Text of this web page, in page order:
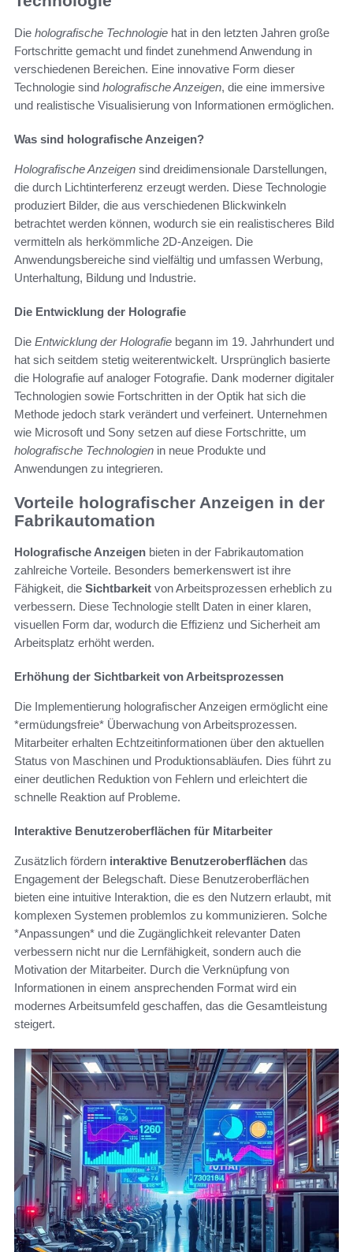
Die holografische Technologie hat in den letzten Jahren große
Fortschritte gemacht und findet zunehmend Anwendung in
verschiedenen Bereichen. Eine innovative Form dieser
Technologie sind holografische Anzeigen, die eine immersive
und realistische Visualisierung von Informationen ermöglichen.
Was sind holografische Anzeigen?
Holografische Anzeigen sind dreidimensionale Darstellungen,
die durch Lichtinterferenz erzeugt werden. Diese Technologie
produziert Bilder, die aus verschiedenen Blickwinkeln
betrachtet werden können, wodurch sie ein realistischeres Bild
vermitteln als herkömmliche 2D-Anzeigen. Die
Anwendungsbereiche sind vielfältig und umfassen Werbung,
Unterhaltung, Bildung und Industrie.
Die Entwicklung der Holografie
Die Entwicklung der Holografie begann im 19. Jahrhundert und
hat sich seitdem stetig weiterentwickelt. Ursprünglich basierte
die Holografie auf analoger Fotografie. Dank moderner digitaler
Technologien sowie Fortschritten in der Optik hat sich die
Methode jedoch stark verändert und verfeinert. Unternehmen
wie Microsoft und Sony setzen auf diese Fortschritte, um
holografische Technologien in neue Produkte und
Anwendungen zu integrieren.
Vorteile holografischer Anzeigen in der
Fabrikautomation
Holografische Anzeigen bieten in der Fabrikautomation
zahlreiche Vorteile. Besonders bemerkenswert ist ihre
Fähigkeit, die Sichtbarkeit von Arbeitsprozessen erheblich zu
verbessern. Diese Technologie stellt Daten in einer klaren,
visuellen Form dar, wodurch die Effizienz und Sicherheit am
Arbeitsplatz erhöht werden.
Erhöhung der Sichtbarkeit von Arbeitsprozessen
Die Implementierung holografischer Anzeigen ermöglicht eine
*ermüdungsfreie* Überwachung von Arbeitsprozessen.
Mitarbeiter erhalten Echtzeitinformationen über den aktuellen
Status von Maschinen und Produktionsabläufen. Dies führt zu
einer deutlichen Reduktion von Fehlern und erleichtert die
schnelle Reaktion auf Probleme.
Interaktive Benutzeroberflächen für Mitarbeiter
Zusätzlich fördern interaktive Benutzeroberflächen das
Engagement der Belegschaft. Diese Benutzeroberflächen
bieten eine intuitive Interaktion, die es den Nutzern erlaubt, mit
komplexen Systemen problemlos zu kommunizieren. Solche
*Anpassungen* und die Zugänglichkeit relevanter Daten
verbessern nicht nur die Lernfähigkeit, sondern auch die
Motivation der Mitarbeiter. Durch die Verknüpfung von
Informationen in einem ansprechenden Format wird ein
modernes Arbeitsumfeld geschaffen, das die Gesamtleistung
steigert.